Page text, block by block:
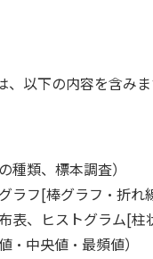
以下の内容を含みま
種類、標本調査）
ラフ[棒グラフ・折れ
表、ヒストグラム[柱
・中央値・最頻値）